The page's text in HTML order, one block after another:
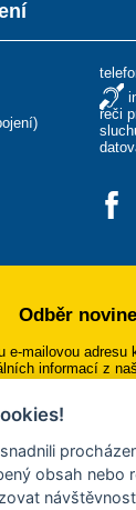
)
řeči
Odběr
e-mailovou adresu
informací z
Přihlásit se k
obsah nebo